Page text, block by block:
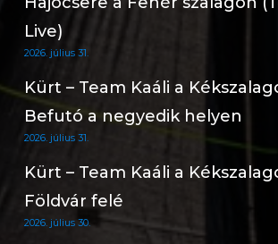
Live)
2026. július 31.
Kürt – Team Kaáli a
Befutó a negyedik helyen
2026. július 31.
Kürt – Team Kaáli a
Földvár felé
2026. július 30.